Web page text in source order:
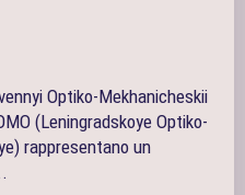
Optiko-Mekhanicheskii
(Leningradskoye Optiko-
rappresentano un